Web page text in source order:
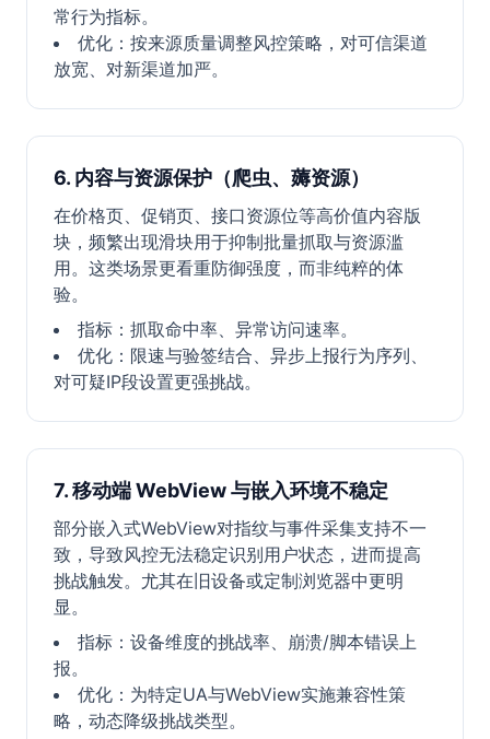
常行为指标。
优化：按来源质量调整风控策略，对可信渠道
放宽、对新渠道加严。
6. 内容与资源保护（爬虫、薅资源）
在价格页、促销页、接口资源位等高价值内容版
块，频繁出现滑块用于抑制批量抓取与资源滥
用。这类场景更看重防御强度，而非纯粹的体
验。
指标：抓取命中率、异常访问速率。
优化：限速与验签结合、异步上报行为序列、
对可疑IP段设置更强挑战。
7. 移动端 WebView 与嵌入环境不稳定
部分嵌入式WebView对指纹与事件采集支持不一
致，导致风控无法稳定识别用户状态，进而提高
挑战触发。尤其在旧设备或定制浏览器中更明
显。
指标：设备维度的挑战率、崩溃/脚本错误上
报。
优化：为特定UA与WebView实施兼容性策
略，动态降级挑战类型。